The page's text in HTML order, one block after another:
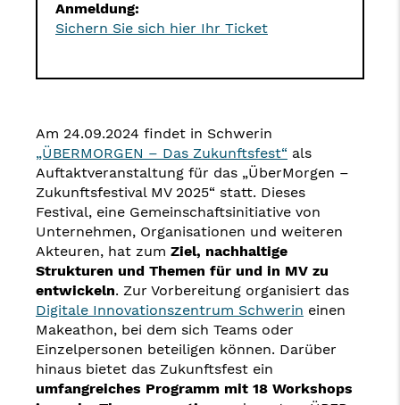
Anmeldung:
Sichern Sie sich hier Ihr Ticket
Am 24.09.2024 findet in Schwerin
„ÜBERMORGEN – Das Zukunftsfest“ als
Auftaktveranstaltung für das „ÜberMorgen –
Zukunftsfestival MV 2025“ statt. Dieses
Festival, eine Gemeinschaftsinitiative von
Unternehmen, Organisationen und weiteren
Akteuren, hat zum Ziel, nachhaltige
Strukturen und Themen für und in MV zu
entwickeln. Zur Vorbereitung organisiert das
Digitale Innovationszentrum Schwerin einen
Makeathon, bei dem sich Teams oder
Einzelpersonen beteiligen können. Darüber
hinaus bietet das Zukunftsfest ein
umfangreiches Programm mit 18 Workshops